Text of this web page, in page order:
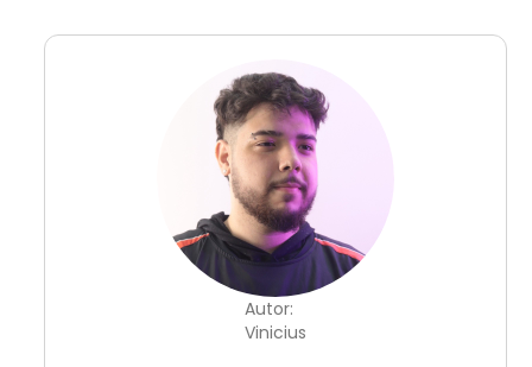
Autor:
Vinicius